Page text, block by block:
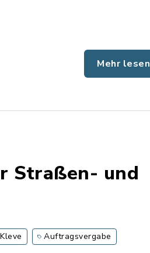
Mehr lesen
Straßen- und
Kleve Auftragsvergabe